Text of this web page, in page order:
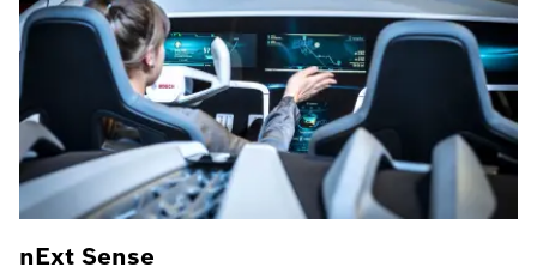
nExt Sense